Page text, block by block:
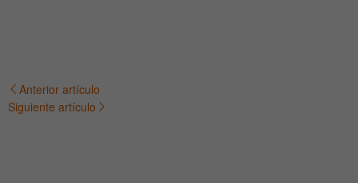
Navegación
Anterior artículo
Siguiente artículo